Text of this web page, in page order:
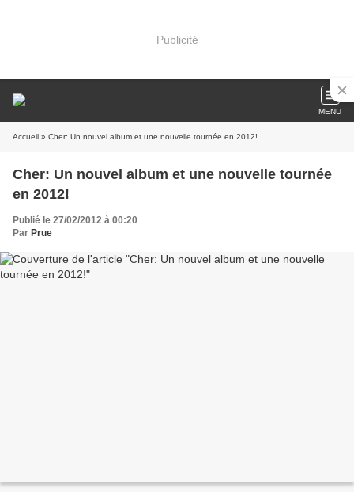
Publicité
MENU
Accueil » Cher: Un nouvel album et une nouvelle tournée en 2012!
Cher: Un nouvel album et une nouvelle tournée
en 2012!
Publié le 27/02/2012 à 00:20
Par Prue